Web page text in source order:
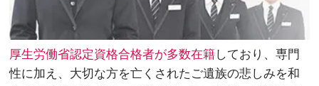
厚生労働省認定資格合格者が多数在籍しており、専門
性に加え、大切な方を亡くされたご遺族の悲しみを和